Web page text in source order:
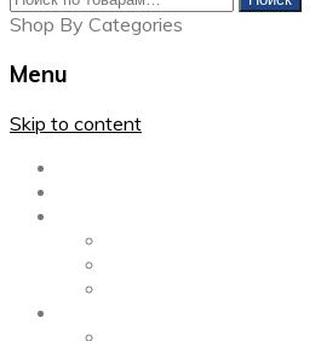
Shop By Categories
Menu
Skip to content